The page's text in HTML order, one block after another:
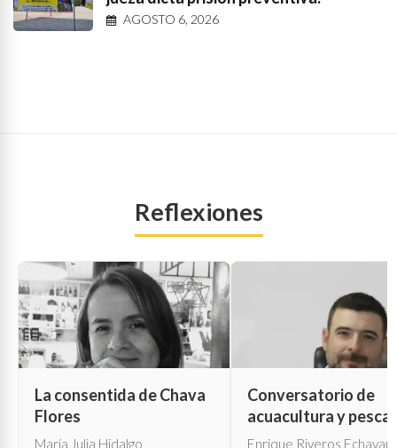
AGOSTO 6, 2026
Reflexiones
La consentida de Chava
Flores
María Julia Hidalgo
Conversatorio de
acuacultura y pesca
Enrique Riveros